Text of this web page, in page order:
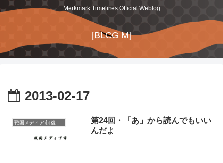
Merkmark Timelines Official Weblog
[BLOG M]
2013-02-17
第24回・「あ」から読んでもいい
んだよ